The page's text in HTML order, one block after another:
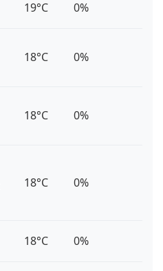
19°C 0%
18°C 0%
18°C 0%
18°C 0%
18°C 0%